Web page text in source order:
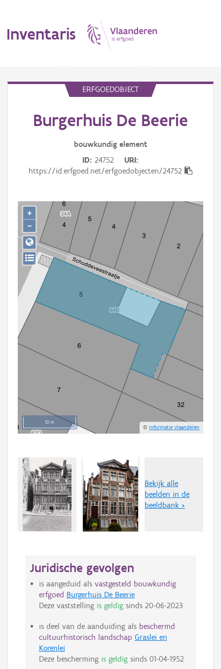
Inventaris
Erfgoedobject
Gebeurtenis
Persoon of collectief
Downloads
Hergebruik
Aanmelden
ERFGOEDOBJECT
Burgerhuis De Beerie
bouwkundig element
ID 24752
URI
https://id.erfgoed.net/erfgoedobjecten/24752
10 m
©Informatie Vlaanderen
+
−
Bekijk alle
beelden in de
beeldbank >
Juridische gevolgen
is aangeduid als vastgesteld bouwkundig
erfgoed Burgerhuis De Beerie
Deze vaststelling is geldigsinds 20-06-2023
is deel van de aanduiding als beschermd
cultuurhistorisch landschap Graslei en
Korenlei
Deze bescherming is geldigsinds 01-04-1952